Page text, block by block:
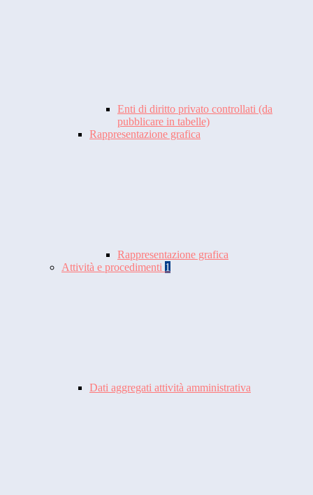
Enti di diritto privato controllati (da
pubblicare in tabelle)
Rappresentazione grafica
Rappresentazione grafica
Attività e procedimenti 1
Dati aggregati attività amministrativa